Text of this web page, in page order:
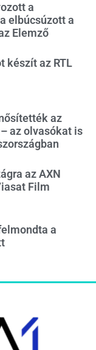
a
elbúcsúzott a
Elemző
készít az RTL
az
az olvasókat is
az AXN
Film
a